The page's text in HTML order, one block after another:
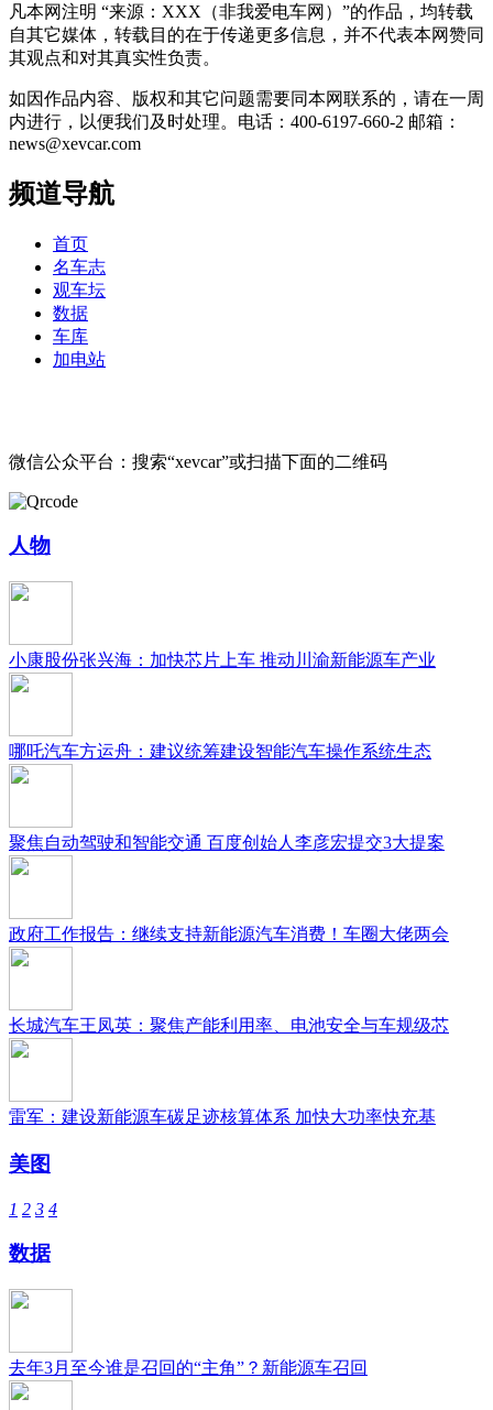
凡本网注明 “来源：XXX（非我爱电车网）”的作品，均转载
自其它媒体，转载目的在于传递更多信息，并不代表本网赞同
其观点和对其真实性负责。
如因作品内容、版权和其它问题需要同本网联系的，请在一周
内进行，以便我们及时处理。电话：400-6197-660-2 邮箱：
news@xevcar.com
频道导航
首页
名车志
观车坛
数据
车库
加电站
微信公众平台：搜索“xevcar”或扫描下面的二维码
人物
小康股份张兴海：加快芯片上车 推动川渝新能源车产业
哪吒汽车方运舟：建议统筹建设智能汽车操作系统生态
聚焦自动驾驶和智能交通 百度创始人李彦宏提交3大提案
政府工作报告：继续支持新能源汽车消费！车圈大佬两会
长城汽车王凤英：聚焦产能利用率、电池安全与车规级芯
雷军：建设新能源车碳足迹核算体系 加快大功率快充基
美图
1 2 3 4
数据
去年3月至今谁是召回的“主角”？新能源车召回